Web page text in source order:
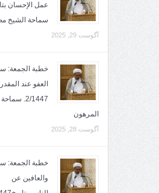
سماحة الشيخ
آگوست 29, 2025
2/1447.
المرهون
آگوست 28, 2025
والعافين عن